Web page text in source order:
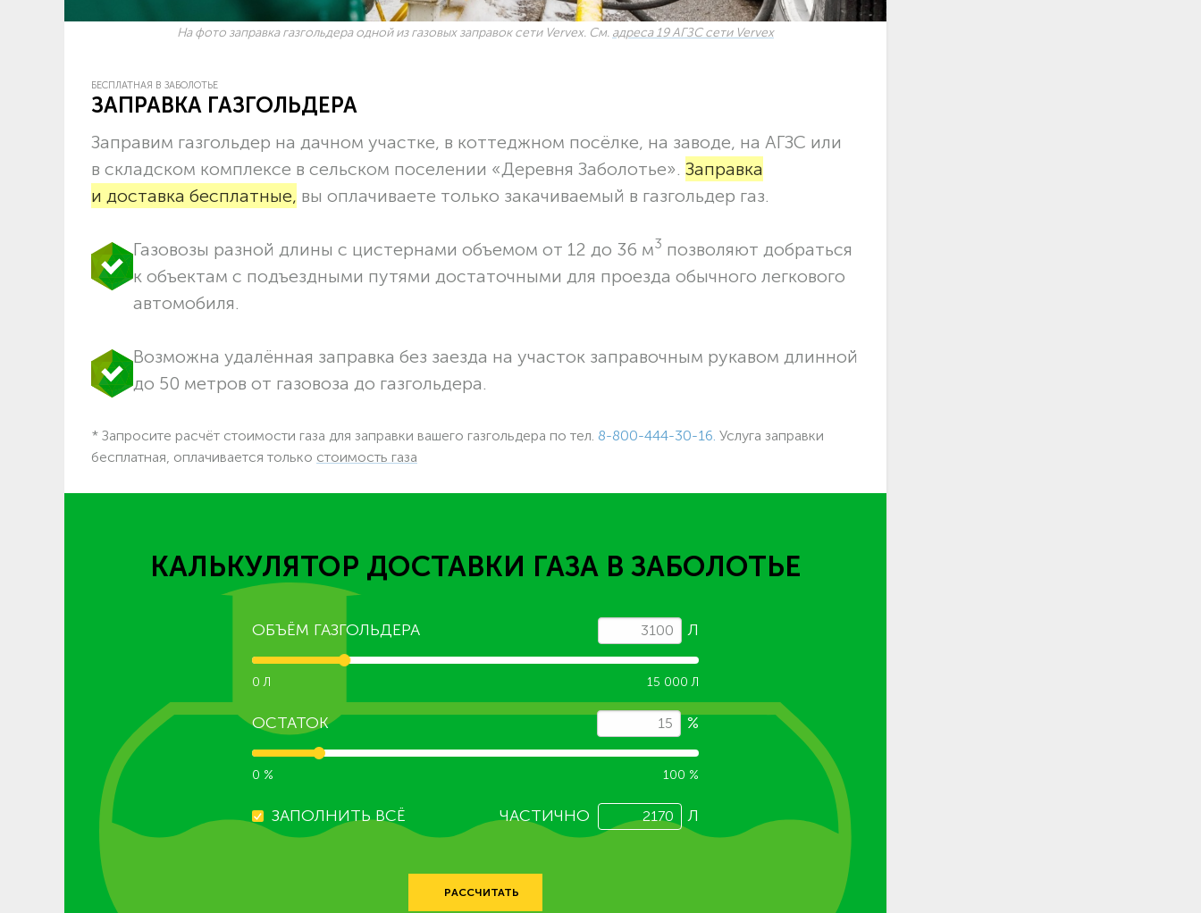
На фото заправка газгольдера одной из газовых заправок сети Vervex. См. адреса 19 АГЗС сети Vervex
БЕСПЛАТНАЯ В ЗАБОЛОТЬЕ
ЗАПРАВКА ГАЗГОЛЬДЕРА
Заправим газгольдер на дачном участке, в коттеджном посёлке, на заводе, на АГЗС или
в складском комплексе в сельском поселении «Деревня Заболотье». Заправка
и доставка бесплатные, вы оплачиваете только закачиваемый в газгольдер газ.
Газовозы разной длины с цистернами объемом от 12 до 36 м3 позволяют добраться
к объектам c подъездными путями достаточными для проезда обычного легкового
автомобиля.
Возможна удалённая заправка без заезда на участок заправочным рукавом длинной
до 50 метров от газовоза до газгольдера.
* Запросите расчёт стоимости газа для заправки вашего газгольдера по тел. 8-800-444-30-16. Услуга заправки
бесплатная, оплачивается только стоимость газа
КАЛЬКУЛЯТОР ДОСТАВКИ ГАЗА В ЗАБОЛОТЬЕ
ОБЪЁМ ГАЗГОЛЬДЕРА Л
0 Л 15 000 Л
ОСТАТОК %
0 % 100 %
ЗАПОЛНИТЬ ВСЁ ЧАСТИЧНО Л
РАССЧИТАТЬ